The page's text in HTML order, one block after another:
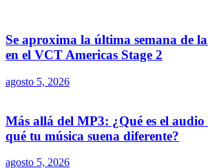
Se aproxima la última semana de
en el VCT Americas Stage 2
agosto 5, 2026
Más allá del MP3: ¿Qué es el
qué tu música suena diferente?
agosto 5, 2026